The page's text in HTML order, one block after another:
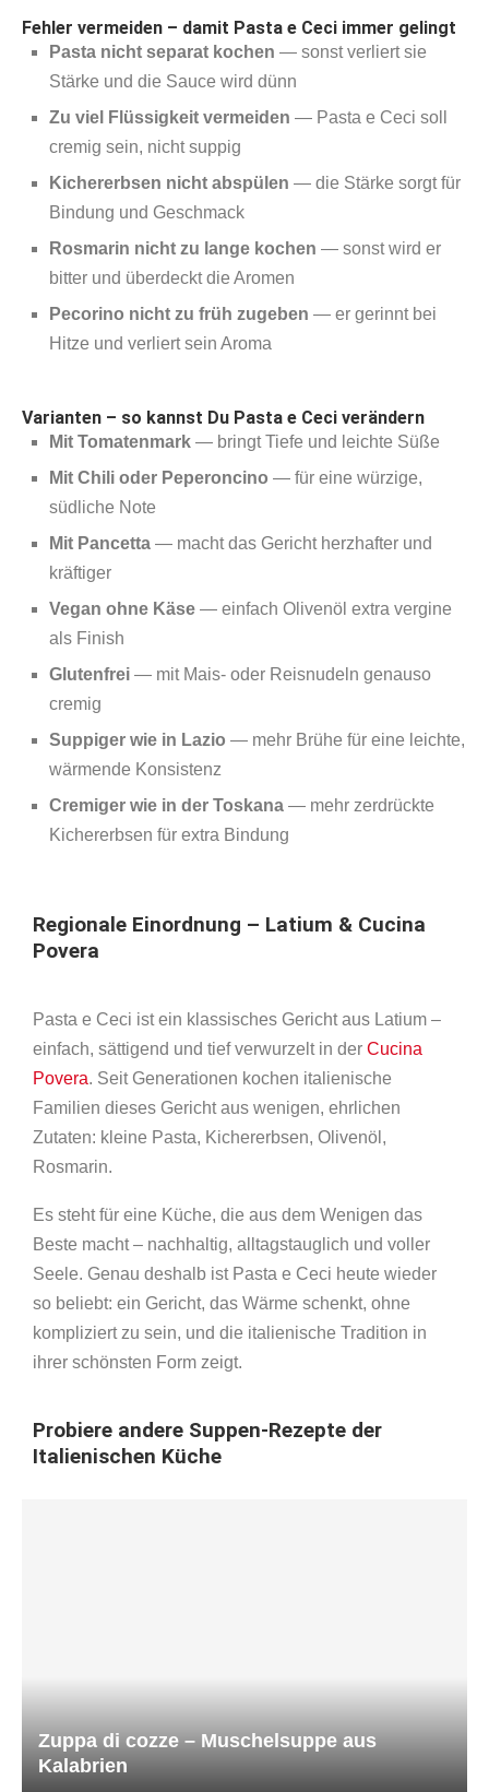
Fehler vermeiden – damit Pasta e Ceci immer gelingt
Pasta nicht separat kochen — sonst verliert sie
Stärke und die Sauce wird dünn
Zu viel Flüssigkeit vermeiden — Pasta e Ceci soll
cremig sein, nicht suppig
Kichererbsen nicht abspülen — die Stärke sorgt für
Bindung und Geschmack
Rosmarin nicht zu lange kochen — sonst wird er
bitter und überdeckt die Aromen
Pecorino nicht zu früh zugeben — er gerinnt bei
Hitze und verliert sein Aroma
Varianten – so kannst Du Pasta e Ceci verändern
Mit Tomatenmark — bringt Tiefe und leichte Süße
Mit Chili oder Peperoncino — für eine würzige,
südliche Note
Mit Pancetta — macht das Gericht herzhafter und
kräftiger
Vegan ohne Käse — einfach Olivenöl extra vergine
als Finish
Glutenfrei — mit Mais‑ oder Reisnudeln genauso
cremig
Suppiger wie in Lazio — mehr Brühe für eine leichte,
wärmende Konsistenz
Cremiger wie in der Toskana — mehr zerdrückte
Kichererbsen für extra Bindung
Regionale Einordnung – Latium & Cucina
Povera
Pasta e Ceci ist ein klassisches Gericht aus Latium –
einfach, sättigend und tief verwurzelt in der Cucina
Povera. Seit Generationen kochen italienische
Familien dieses Gericht aus wenigen, ehrlichen
Zutaten: kleine Pasta, Kichererbsen, Olivenöl,
Rosmarin.
Es steht für eine Küche, die aus dem Wenigen das
Beste macht – nachhaltig, alltagstauglich und voller
Seele. Genau deshalb ist Pasta e Ceci heute wieder
so beliebt: ein Gericht, das Wärme schenkt, ohne
kompliziert zu sein, und die italienische Tradition in
ihrer schönsten Form zeigt.
Probiere andere Suppen-Rezepte der
Italienischen Küche
Zuppa di cozze – Muschelsuppe aus
Kalabrien